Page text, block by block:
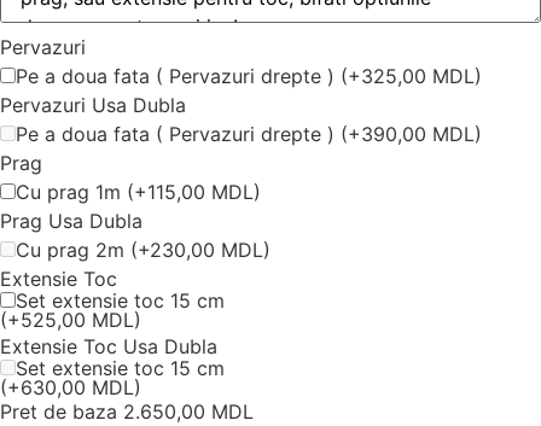
Pervazuri
Pe a doua fata ( Pervazuri drepte ) (+325,00 MDL)
Pervazuri Usa Dubla
Pe a doua fata ( Pervazuri drepte ) (+390,00 MDL)
Prag
Cu prag 1m (+115,00 MDL)
Prag Usa Dubla
Cu prag 2m (+230,00 MDL)
Extensie Toc
Set extensie toc 15 cm
(+525,00 MDL)
Extensie Toc Usa Dubla
Set extensie toc 15 cm
(+630,00 MDL)
Pret de baza 2.650,00 MDL